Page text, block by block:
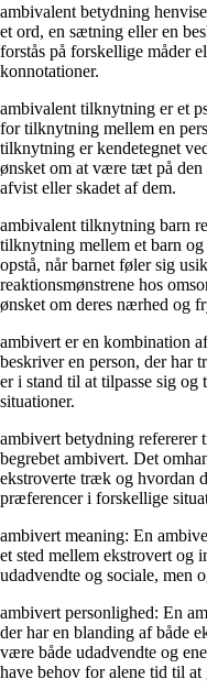
ambivalent betydning
et ord, en sætning eller en
forstås på forskellige måder
konnotationer.
ambivalent tilknytning er et
for tilknytning mellem en
tilknytning er kendetegnet
ønsket om at være tæt på
afvist eller skadet af dem.
ambivalent tilknytning barn
tilknytning mellem et barn
opstå, når barnet føler sig
reaktionsmønstrene hos
ønsket om deres nærhed og
ambivert er en kombination
beskriver en person, der har
er i stand til at tilpasse sig
situationer.
ambivert betydning refererer
begrebet ambivert. Det
ekstroverte træk og hvordan
præferencer i forskellige
ambivert meaning: En
et sted mellem ekstrovert og
udadvendte og sociale, men
ambivert personlighed: En
der har en blanding af både
være både udadvendte og
have behov for alene tid til at